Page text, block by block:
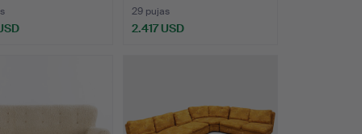
29 pujas
2.417 USD